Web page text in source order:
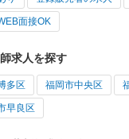
面接OK
求人を探す
多区 福岡市中央区
早良区